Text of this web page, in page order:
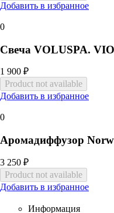
Добавить в избранное
0
Свеча VOLUSPA.
1 900 ₽
Добавить в избранное
0
Аромадиффузор
3 250 ₽
Добавить в избранное
Информация